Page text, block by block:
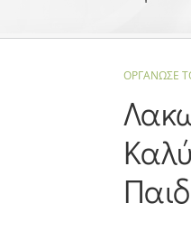
ΟΡΓΑΝΩΣΕ